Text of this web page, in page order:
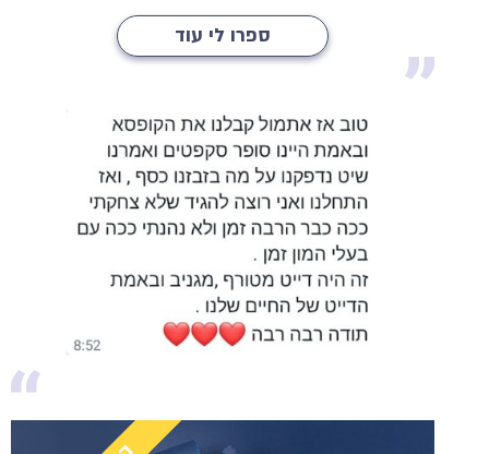
ספרו לי עוד